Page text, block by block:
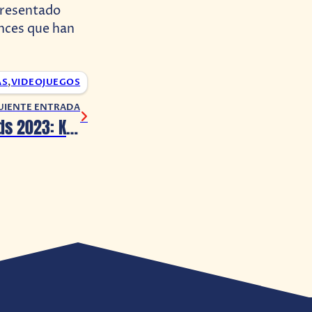
que han
,VIDEOJUEGOS
ENTRADA
The Game Awards 2023: KEMURI, el primer juego de UNSEEN, ha sido revelado